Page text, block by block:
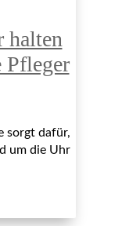
halten
Pfleger
sorgt dafür,
um die Uhr